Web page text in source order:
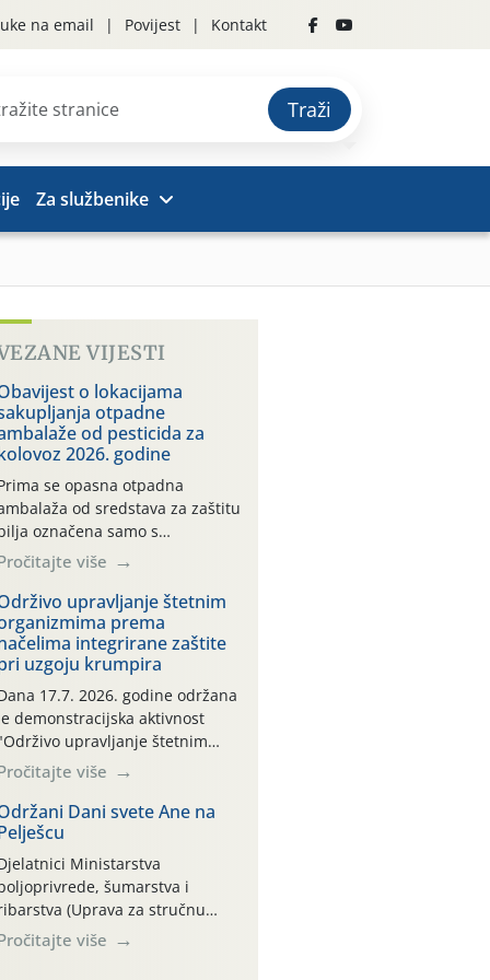
na email Povijest Kontakt
Traži
Za službenike
VIJESTI
o lokacijama
otpadne
od pesticida za
2026. godine
se opasna otpadna
od sredstava za zaštitu
označena samo s
i oznakom
CROCPA EKO MODEL:
ambalaža kao i
drugih proizvoda koji
sredstva za zaštitu bilja
(npr. ambalaža od mineralnih
se ne prihvaća.
je osiguran
povrat prazne
isključivo ovih tvrtki:
MAKS, AGRONOM,
TKI* (PINUS […]
više
upravljanje štetnim
prema
integrirane zaštite
uzgoju krumpira
17.7. 2026. godine održana
demonstracijska aktivnost
upravljanje štetnim
prema načelima
integrirane zaštite pri uzgoju
na pokusnom polju
kraj naselja Belica
parcela ID 2445031)
dio Međimurske
više
Dani svete Ane na
Ministarstva
šumarstva i
(Uprava za stručnu
razvoju poljoprivrede)
sudjelovali su na tradicionalnom
više